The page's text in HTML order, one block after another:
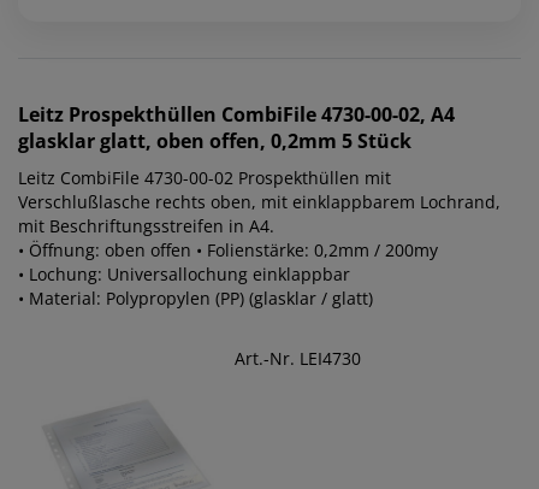
Leitz Prospekthüllen CombiFile 4730-00-02, A4
glasklar glatt, oben offen, 0,2mm 5 Stück
Leitz CombiFile 4730-00-02 Prospekthüllen mit
Verschlußlasche rechts oben, mit einklappbarem Lochrand,
mit Beschriftungsstreifen in A4.
• Öffnung: oben offen • Folienstärke: 0,2mm / 200my
• Lochung: Universallochung einklappbar
• Material: Polypropylen (PP) (glasklar / glatt)
Art.-Nr. LEI4730